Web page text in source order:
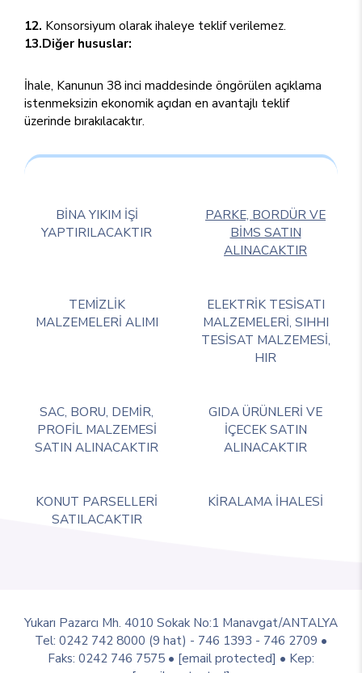
12. Konsorsiyum olarak ihaleye teklif verilemez.
13.Diğer hususlar:
İhale, Kanunun 38 inci maddesinde öngörülen açıklama
istenmeksizin ekonomik açıdan en avantajlı teklif
üzerinde bırakılacaktır.
BİNA YIKIM İŞİ
YAPTIRILACAKTIR
PARKE, BORDÜR VE
BİMS SATIN
ALINACAKTIR
TEMİZLİK
MALZEMELERİ ALIMI
ELEKTRİK TESİSATI
MALZEMELERİ, SIHHI
TESİSAT MALZEMESİ,
HIR
SAC, BORU, DEMİR,
PROFİL MALZEMESİ
SATIN ALINACAKTIR
GIDA ÜRÜNLERİ VE
İÇECEK SATIN
ALINACAKTIR
KONUT PARSELLERİ
SATILACAKTIR
KİRALAMA İHALESİ
Yukarı Pazarcı Mh. 4010 Sokak No:1 Manavgat/ANTALYA
Tel: 0242 742 8000 (9 hat) - 746 1393 - 746 2709 •
Faks: 0242 746 7575 • [email protected] • Kep: